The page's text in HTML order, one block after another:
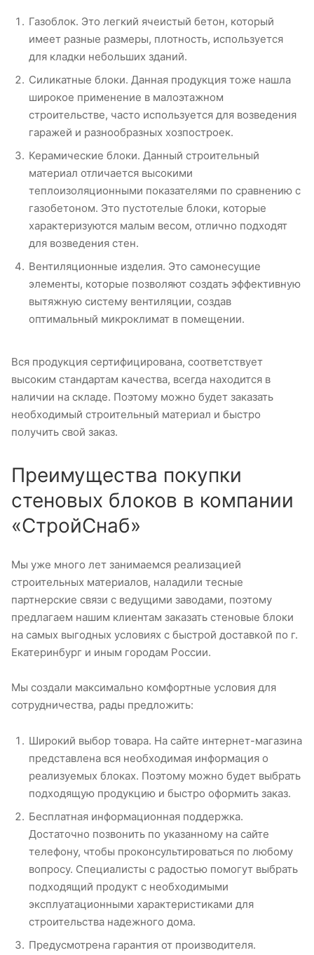
Газоблок. Это легкий ячеистый бетон, который
имеет разные размеры, плотность, используется
для кладки небольших зданий.
Силикатные блоки. Данная продукция тоже нашла
широкое применение в малоэтажном
строительстве, часто используется для возведения
гаражей и разнообразных хозпостроек.
Керамические блоки. Данный строительный
материал отличается высокими
теплоизоляционными показателями по сравнению с
газобетоном. Это пустотелые блоки, которые
характеризуются малым весом, отлично подходят
для возведения стен.
Вентиляционные изделия. Это самонесущие
элементы, которые позволяют создать эффективную
вытяжную систему вентиляции, создав
оптимальный микроклимат в помещении.
Вся продукция сертифицирована, соответствует
высоким стандартам качества, всегда находится в
наличии на складе. Поэтому можно будет заказать
необходимый строительный материал и быстро
получить свой заказ.
Преимущества покупки
стеновых блоков в компании
«СтройСнаб»
Мы уже много лет занимаемся реализацией
строительных материалов, наладили тесные
партнерские связи с ведущими заводами, поэтому
предлагаем нашим клиентам заказать стеновые блоки
на самых выгодных условиях с быстрой доставкой по г.
Екатеринбург и иным городам России.
Мы создали максимально комфортные условия для
сотрудничества, рады предложить:
Широкий выбор товара. На сайте интернет-магазина
представлена вся необходимая информация о
реализуемых блоках. Поэтому можно будет выбрать
подходящую продукцию и быстро оформить заказ.
Бесплатная информационная поддержка.
Достаточно позвонить по указанному на сайте
телефону, чтобы проконсультироваться по любому
вопросу. Специалисты с радостью помогут выбрать
подходящий продукт с необходимыми
эксплуатационными характеристиками для
строительства надежного дома.
Предусмотрена гарантия от производителя.